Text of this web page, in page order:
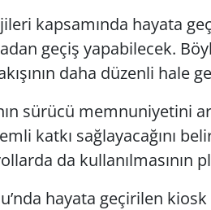
kapsamında hayata
geçiş yapabilecek.
daha düzenli hale
sürücü memnuniyetini
katkı sağlayacağını
da kullanılmasının
hayata geçirilen